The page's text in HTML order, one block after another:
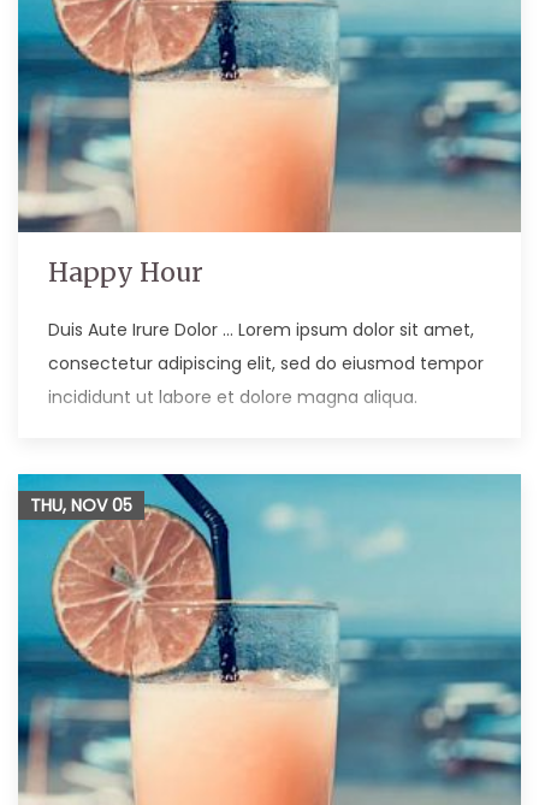
Happy Hour
Duis Aute Irure Dolor … Lorem ipsum dolor sit amet,
consectetur adipiscing elit, sed do eiusmod tempor
incididunt ut labore et dolore magna aliqua.
THU, NOV05